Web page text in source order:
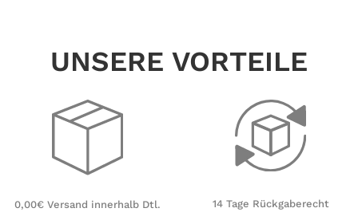
UNSERE VORTEILE
0,00€ Versand innerhalb Dtl. 14 Tage Rückgaberecht